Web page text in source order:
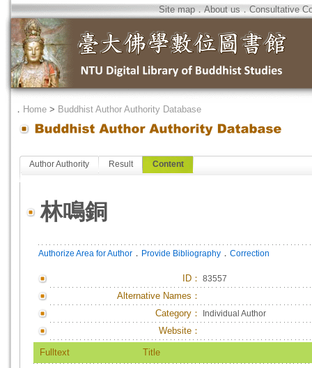
Site map．About us．Consultative
． Home > Buddhist Author Authority Database
Author Authority Result Content
林鳴銅
Authorize Area for Author ． Provide Bibliography ． Correction
ID ： 83557
Alternative Names：
Category：
Individual Author
Website：
Fulltext Title